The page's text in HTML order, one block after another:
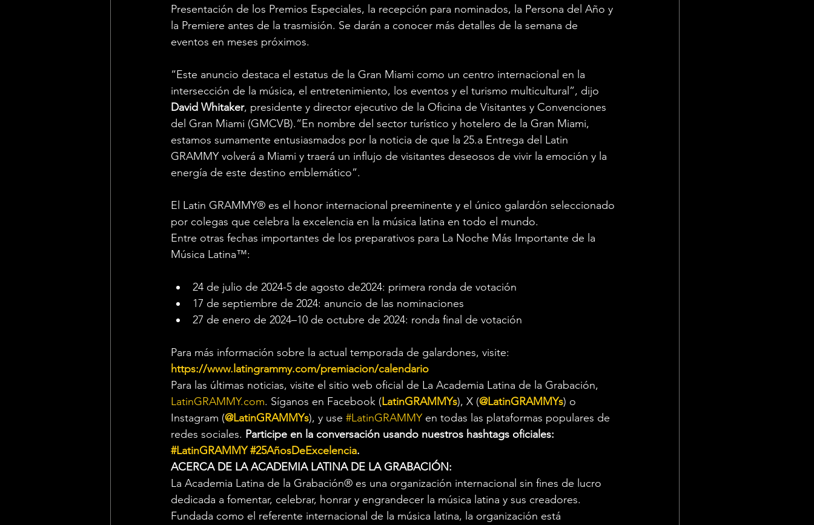
Presentación de los Premios Especiales, la recepción para nominados, la Persona del Año y
la Premiere antes de la trasmisión. Se darán a conocer más detalles de la semana de
eventos en meses próximos.
“Este anuncio destaca el estatus de la Gran Miami como un centro internacional en la
intersección de la música, el entretenimiento, los eventos y el turismo multicultural”, dijo
David Whitaker, presidente y director ejecutivo de la Oficina de Visitantes y Convenciones
del Gran Miami (GMCVB).“En nombre del sector turístico y hotelero de la Gran Miami,
estamos sumamente entusiasmados por la noticia de que la 25.a Entrega del Latin
GRAMMY volverá a Miami y traerá un influjo de visitantes deseosos de vivir la emoción y la
energía de este destino emblemático”.
El Latin GRAMMY® es el honor internacional preeminente y el único galardón seleccionado
por colegas que celebra la excelencia en la música latina en todo el mundo.
Entre otras fechas importantes de los preparativos para La Noche Más Importante de la
Música Latina™:
24 de julio de 2024-5 de agosto de2024: primera ronda de votación
17 de septiembre de 2024: anuncio de las nominaciones
27 de enero de 2024–10 de octubre de 2024: ronda final de votación
Para más información sobre la actual temporada de galardones, visite:
https://www.latingrammy.com/premiacion/calendario
Para las últimas noticias, visite el sitio web oficial de La Academia Latina de la Grabación,
LatinGRAMMY.com. Síganos en Facebook (LatinGRAMMYs), X (@LatinGRAMMYs) o
Instagram (@LatinGRAMMYs), y use #LatinGRAMMY en todas las plataformas populares de
redes sociales. Participe en la conversación usando nuestros hashtags oficiales:
#LatinGRAMMY #25AñosDeExcelencia.
ACERCA DE LA ACADEMIA LATINA DE LA GRABACIÓN:
La Academia Latina de la Grabación® es una organización internacional sin fines de lucro
dedicada a fomentar, celebrar, honrar y engrandecer la música latina y sus creadores.
Fundada como el referente internacional de la música latina, la organización está